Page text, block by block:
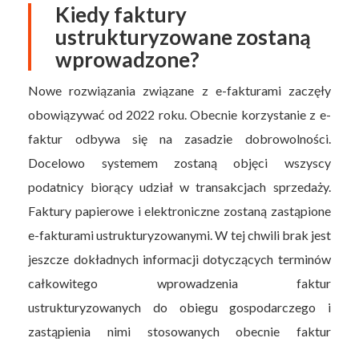
Kiedy faktury
ustrukturyzowane zostaną
wprowadzone?
Nowe rozwiązania związane z e-fakturami zaczęły
obowiązywać od 2022 roku. Obecnie korzystanie z e-
faktur odbywa się na zasadzie dobrowolności.
Docelowo systemem zostaną objęci wszyscy
podatnicy biorący udział w transakcjach sprzedaży.
Faktury papierowe i elektroniczne zostaną zastąpione
e-fakturami ustrukturyzowanymi. W tej chwili brak jest
jeszcze dokładnych informacji dotyczących terminów
całkowitego wprowadzenia faktur
ustrukturyzowanych do obiegu gospodarczego i
zastąpienia nimi stosowanych obecnie faktur